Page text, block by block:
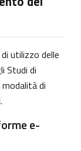
utilizzo delle
Studi di
di
e-